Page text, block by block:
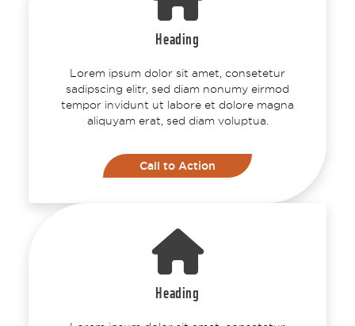
Heading
Lorem ipsum dolor sit amet, consetetur
sadipscing elitr, sed diam nonumy eirmod
tempor invidunt ut labore et dolore magna
aliquyam erat, sed diam voluptua.
Call to Action
Heading